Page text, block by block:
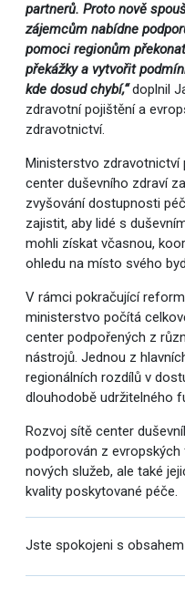
partnerů. Proto nově
zájemcům nabídne
pomoci regionům
překážky a vytvořit
kde dosud chybí,“doplnil
zdravotní pojištění a
zdravotnictví.
Ministerstvo zdravotnictví
center duševního zdraví
zvyšování dostupnosti
zajistit, aby lidé s
mohli získat včasnou,
ohledu na místo svého
V rámci pokračující
ministerstvo počítá
center podpořených z
nástrojů. Jednou z
regionálních rozdílů v
dlouhodobě udržitelného
Rozvoj sítě center
podporován z
nových služeb, ale také
kvality poskytované péče.
Jste spokojeni s